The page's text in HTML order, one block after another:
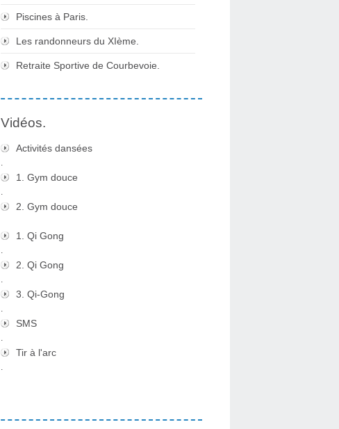
Piscines à Paris.
Les randonneurs du XIème.
Retraite Sportive de Courbevoie.
Vidéos.
Activités dansées
.
1. Gym douce
.
2. Gym douce
1. Qi Gong
.
2. Qi Gong
.
3. Qi-Gong
.
SMS
.
Tir à l'arc
.